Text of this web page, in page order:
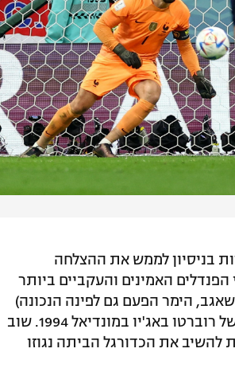
בניסיון לממש את ההצלחה
האמינים והעקביים ביותר
הימר הפעם גם לפינה הנכונה)
בשחזור כושל שהעלה נשכחות מהחמצת הפנדל הטראגית של רוברטו באג'יו במונדיאל 1994. שוב
להשיב את הכדורגל הביתה נגוזו